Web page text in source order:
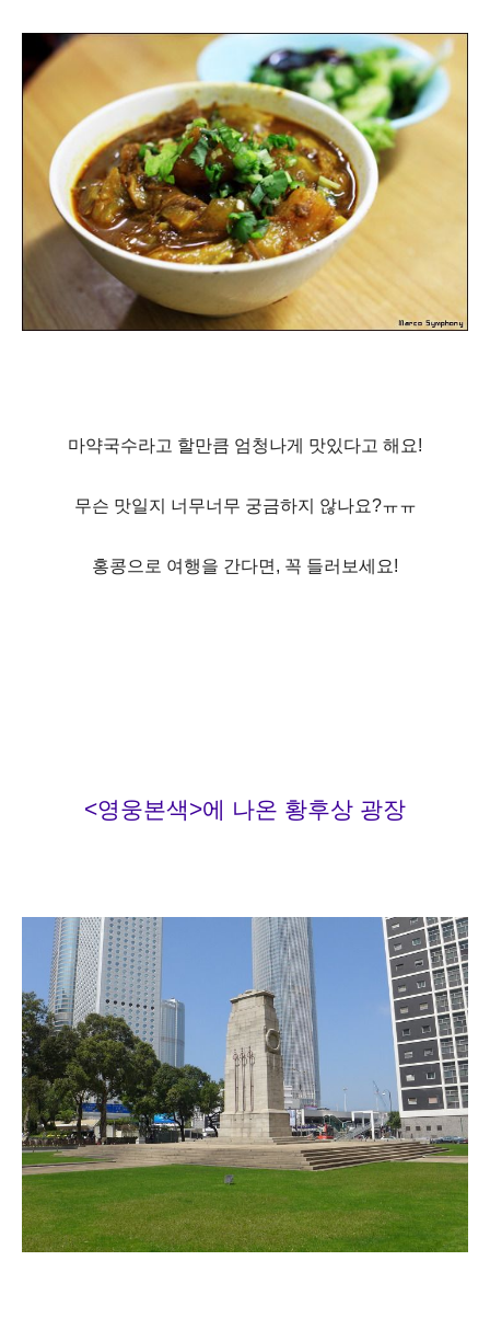
마약국수라고 할만큼 엄청나게 맛있다고 해요!
무슨 맛일지 너무너무 궁금하지 않나요?ㅠㅠ
홍콩으로 여행을 간다면, 꼭 들러보세요!
<영웅본색>에 나온 황후상 광장